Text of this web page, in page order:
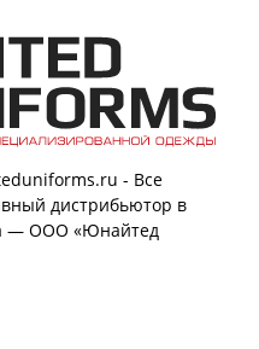
- Все
дистрибьютор в
— ООО «Юнайтед